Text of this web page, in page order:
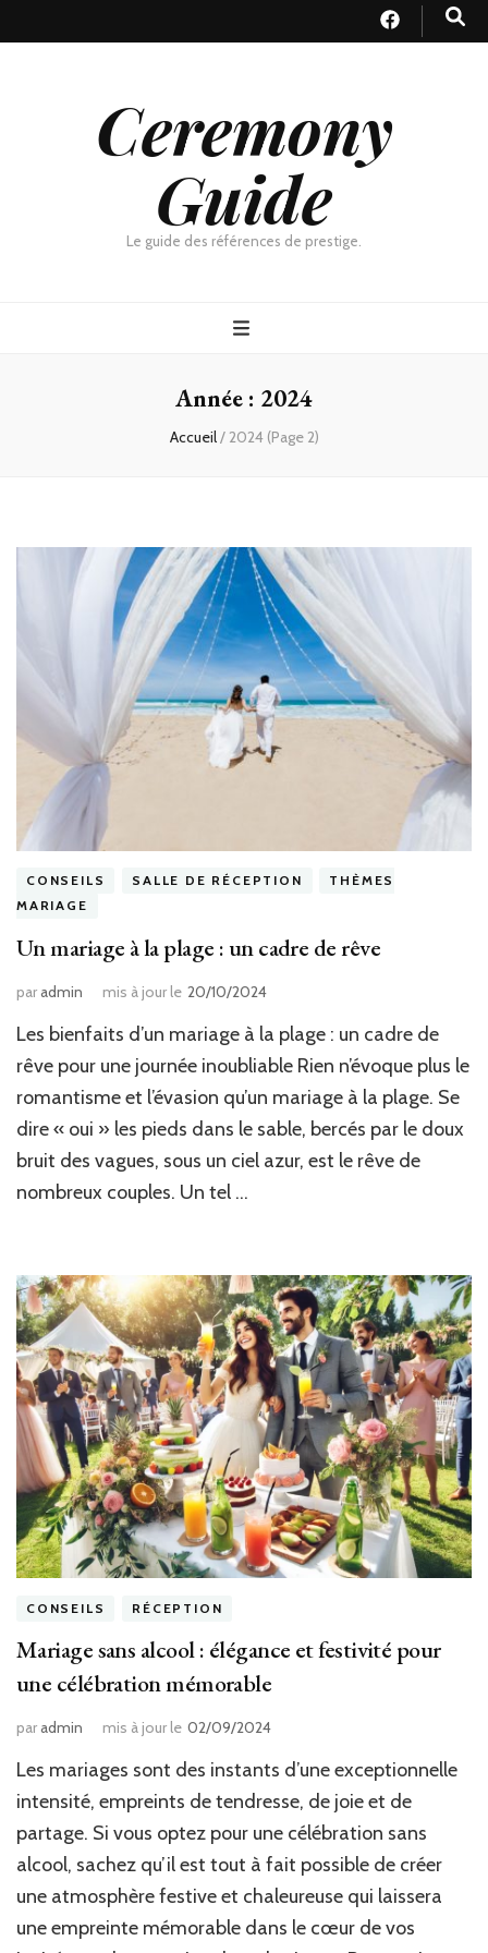
Ceremony
Guide
Le guide des références de prestige.
Année : 2024
Accueil/ 2024(Page 2)
CONSEILS SALLE DE RÉCEPTION
THÈMES
MARIAGE
Un mariage à la plage : un cadre de rêve
paradmin mis à jour le 20/10/2024
Les bienfaits d’un mariage à la plage : un cadre de
rêve pour une journée inoubliable Rien n’évoque plus le
romantisme et l’évasion qu’un mariage à la plage. Se
dire « oui » les pieds dans le sable, bercés par le doux
bruit des vagues, sous un ciel azur, est le rêve de
nombreux couples. Un tel …
CONSEILS RÉCEPTION
Mariage sans alcool : élégance et festivité pour
une célébration mémorable
paradmin mis à jour le 02/09/2024
Les mariages sont des instants d’une exceptionnelle
intensité, empreints de tendresse, de joie et de
partage. Si vous optez pour une célébration sans
alcool, sachez qu’il est tout à fait possible de créer
une atmosphère festive et chaleureuse qui laissera
une empreinte mémorable dans le cœur de vos